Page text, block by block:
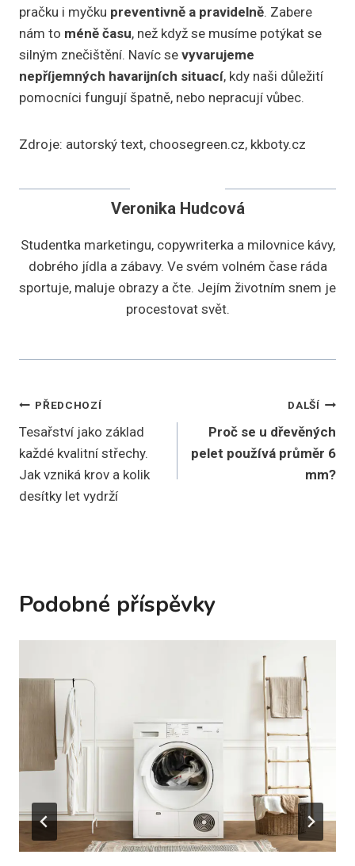
pračku i myčku preventivně a pravidelně. Zabere
nám to méně času, než když se musíme potýkat se
silným znečištění. Navíc se vyvarujeme
nepříjemných havarijních situací, kdy naši důležití
pomocníci fungují špatně, nebo nepracují vůbec.
Zdroje: autorský text, choosegreen.cz, kkboty.cz
Veronika Hudcová
Studentka marketingu, copywriterka a milovnice kávy,
dobrého jídla a zábavy. Ve svém volném čase ráda
sportuje, maluje obrazy a čte. Jejím životním snem je
procestovat svět.
Navigace
pro
příspěvek
PŘEDCHOZÍ
Tesařství jako základ
každé kvalitní střechy.
Jak vzniká krov a kolik
desítky let vydrží
DALŠÍ
Proč se u dřevěných
pelet používá průměr 6
mm?
Podobné příspěvky